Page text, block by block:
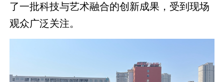
了一批科技与艺术融合的创新成果，受到现场
观众广泛关注。